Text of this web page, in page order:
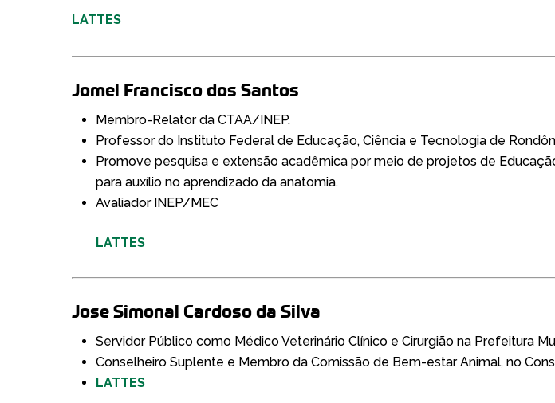
LATTES
Jomel Francisco dos Santos
Membro-Relator da CTAA/INEP.
Professor do Instituto Federal de Educação, Ciência e Tecnologia de
Promove pesquisa e extensão acadêmica por meio de projetos de
para auxílio no aprendizado da anatomia.
Avaliador INEP/MEC
LATTES
Jose Simonal Cardoso da Silva
Servidor Público como Médico Veterinário Clínico e Cirurgião na Prefeitura
Conselheiro Suplente e Membro da Comissão de Bem-estar Animal, no
LATTES